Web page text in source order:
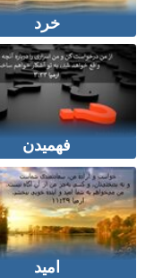
خرد
فهمیدن
امید